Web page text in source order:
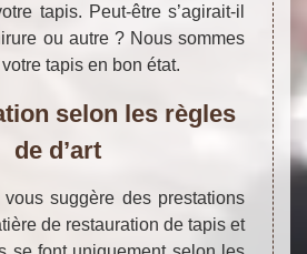
tapis. Peut-être s’agirait-il
ou autre ? Nous sommes
tapis en bon état.
selon les règles
de d’art
suggère des prestations
de restauration de tapis et